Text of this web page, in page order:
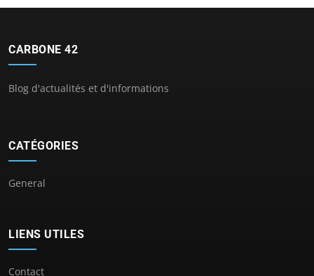
CARBONE 42
Blog d'actualités et d'informations
CATÉGORIES
General
LIENS UTILES
Contact